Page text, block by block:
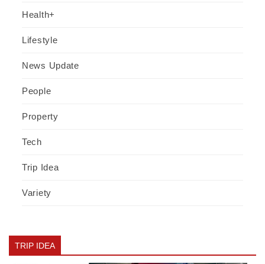
Health+
Lifestyle
News Update
People
Property
Tech
Trip Idea
Variety
TRIP IDEA